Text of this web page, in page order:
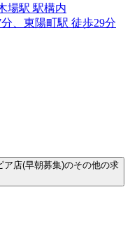
場駅 駅構内
、東陽町駅 徒歩29分
ア店(早朝募集)のその他の求